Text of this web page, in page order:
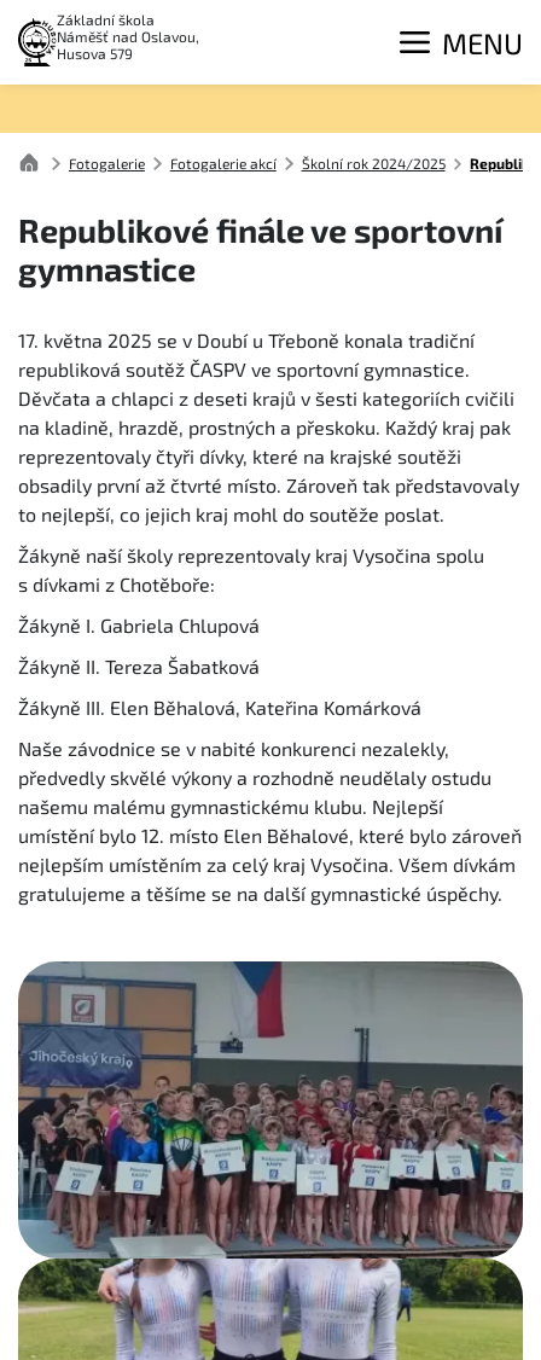
Základní škola
Náměšť nad Oslavou,
Husova 579
MENU
Fotogalerie Fotogalerie akcí Školní rok 2024/2025
Republikové finále ve sportovní
gymnastice
17. května 2025 se v Doubí u Třeboně konala tradiční
republiková soutěž ČASPV ve sportovní gymnastice.
Děvčata a chlapci z deseti krajů v šesti kategoriích cvičili
na kladině, hrazdě, prostných a přeskoku. Každý kraj pak
reprezentovaly čtyři dívky, které na krajské soutěži
obsadily první až čtvrté místo. Zároveň tak představovaly
to nejlepší, co jejich kraj mohl do soutěže poslat.
Žákyně naší školy reprezentovaly kraj Vysočina spolu
s dívkami z Chotěboře:
Žákyně I. Gabriela Chlupová
Žákyně II. Tereza Šabatková
Žákyně III. Elen Běhalová, Kateřina Komárková
Naše závodnice se v nabité konkurenci nezalekly,
předvedly skvělé výkony a rozhodně neudělaly ostudu
našemu malému gymnastickému klubu. Nejlepší
umístění bylo 12. místo Elen Běhalové, které bylo zároveň
nejlepším umístěním za celý kraj Vysočina. Všem dívkám
gratulujeme a těšíme se na další gymnastické úspěchy.